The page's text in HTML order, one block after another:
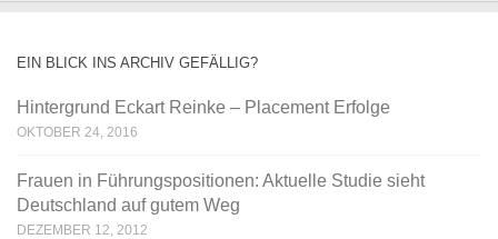
EIN BLICK INS ARCHIV GEFÄLLIG?
Hintergrund Eckart Reinke – Placement Erfolge
OKTOBER 24, 2016
Frauen in Führungspositionen: Aktuelle Studie sieht
Deutschland auf gutem Weg
DEZEMBER 12, 2012